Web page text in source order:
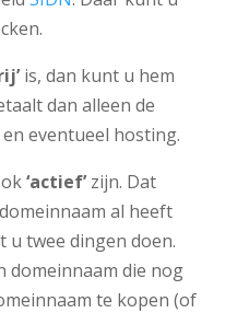
is, dan kunt u hem
dan alleen de
eventueel hosting.
‘actief’zijn. Dat
al heeft
u twee dingen doen.
domeinnaam die nog
te kopen (of